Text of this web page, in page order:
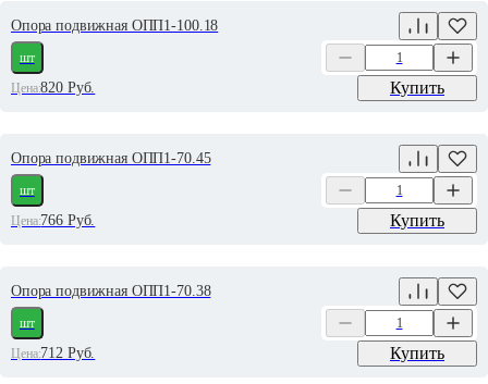
Опора подвижная ОПП1-100.18
шт
Цена:820 Руб. Купить
Опора подвижная ОПП1-70.45
шт
Цена:766 Руб. Купить
Опора подвижная ОПП1-70.38
шт
Цена:712 Руб. Купить